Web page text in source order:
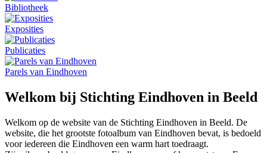
Bibliotheek
Exposities
Publicaties
Parels van Eindhoven
Welkom bij Stichting Eindhoven in Beeld
Welkom op de website van de Stichting Eindhoven in Beeld. De
website, die het grootste fotoalbum van Eindhoven bevat, is bedoeld
voor iedereen die Eindhoven een warm hart toedraagt.